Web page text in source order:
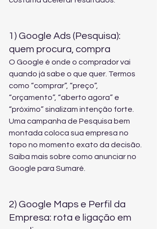
1) Google Ads (Pesquisa):
quem procura, compra
O Google é onde o comprador vai
quando já sabe o que quer. Termos
como “comprar”, “preço”,
“orçamento”, “aberto agora” e
“próximo” sinalizam intenção forte.
Uma campanha de Pesquisa bem
montada coloca sua empresa no
topo no momento exato da decisão.
Saiba mais sobre como anunciar no
Google para Sumaré
2) Google Maps e Perfil da
Empresa: rota e ligação em